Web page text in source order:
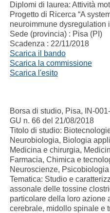
Diplomi di laurea: Attività
Progetto di Ricerca “A
neuroimmune dysregulation
Sede (provincia) : Pisa (PI)
Scadenza : 22/11/2018
Scarica il bando
Scarica la commissione
Scarica l'esito
Borsa di studio, Pisa, IN-
GU n. 66 del 21/08/2018
Titolo di studio:
Neurobiologia, Biologia
Medicina e chirurgia,
Farmacia, Chimica e
Neuroscienze,
Tematica: Studio e
assonale delle tossine
particolare della loro azione
cerebrale, midollo spinale e